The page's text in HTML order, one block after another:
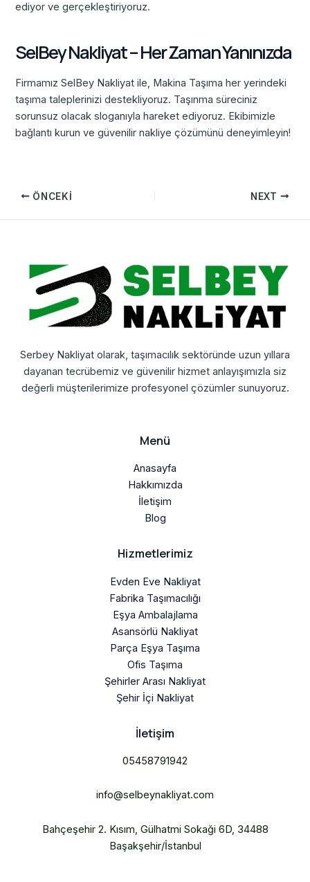
ediyor ve gerçekleştiriyoruz.
SelBey Nakliyat – Her Zaman Yanınızda
Firmamız SelBey Nakliyat ile, Makina Taşıma her yerindeki
taşıma taleplerinizi destekliyoruz. Taşınma süreciniz
sorunsuz olacak sloganıyla hareket ediyoruz. Ekibimizle
bağlantı kurun ve güvenilir nakliye çözümünü deneyimleyin!
ÖNCEKI NEXT
Serbey Nakliyat olarak, taşımacılık sektöründe uzun yıllara
dayanan tecrübemiz ve güvenilir hizmet anlayışımızla siz
değerli müşterilerimize profesyonel çözümler sunuyoruz.
Menü
Anasayfa
Hakkımızda
İletişim
Blog
Hizmetlerimiz
Evden Eve Nakliyat
Fabrika Taşımacılığı
Eşya Ambalajlama
Asansörlü Nakliyat
Parça Eşya Taşıma
Ofis Taşıma
Şehirler Arası Nakliyat
Şehir İçi Nakliyat
İletişim
05458791942
info@selbeynakliyat.com
Bahçeşehir 2. Kısım, Gülhatmi Sokaği 6D, 34488
Başakşehir/İstanbul